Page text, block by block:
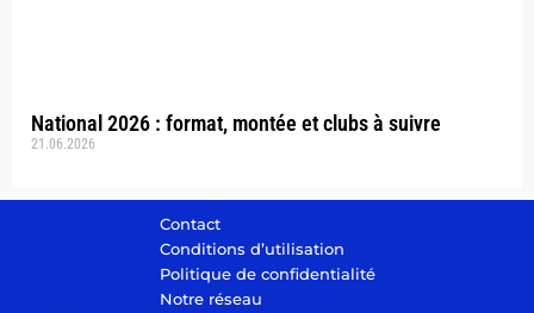
National 2026 : format, montée et clubs à suivre
21.06.2026
Contact
Conditions d’utilisation
Politique de confidentialité
Notre réseau